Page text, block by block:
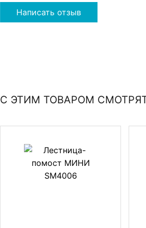
Написать отзыв
С ЭТИМ ТОВАРОМ